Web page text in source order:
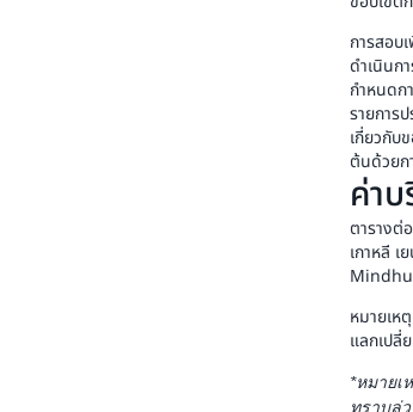
การสอบ
ดำเนินก
กำหนดก
รายการ
เกี่ยวกับ
ต้นด้วยก
ค่า
ตารางต่
เกาหลี
หมายเห
แลกเปลี่
*หมายเ
ทราบล่